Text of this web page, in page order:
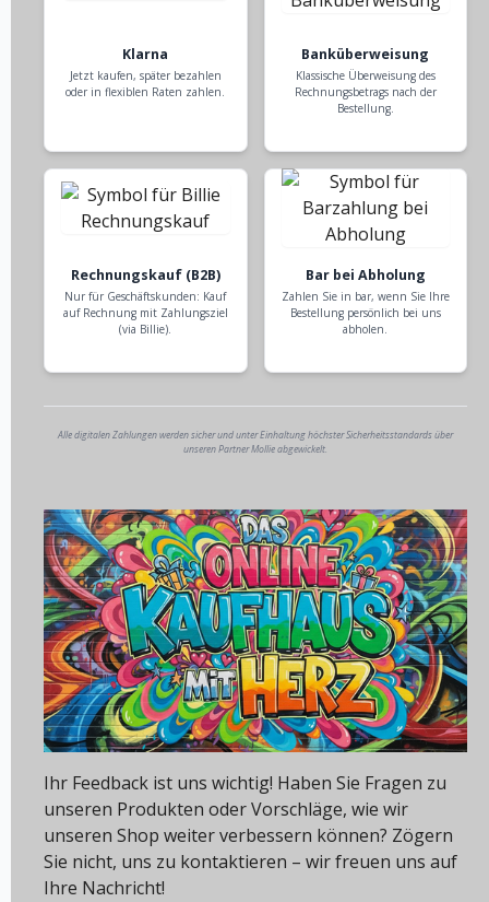
Klarna
Jetzt kaufen, später bezahlen
oder in flexiblen Raten zahlen.
Banküberweisung
Klassische Überweisung des
Rechnungsbetrags nach der
Bestellung.
Rechnungskauf (B2B)
Nur für Geschäftskunden: Kauf
auf Rechnung mit Zahlungsziel
(via Billie).
Bar bei Abholung
Zahlen Sie in bar, wenn Sie Ihre
Bestellung persönlich bei uns
abholen.
Alle digitalen Zahlungen werden sicher und unter Einhaltung höchster Sicherheitsstandards über
unseren Partner Mollie abgewickelt.
Ihr Feedback ist uns wichtig! Haben Sie Fragen zu
unseren Produkten oder Vorschläge, wie wir
unseren Shop weiter verbessern können? Zögern
Sie nicht, uns zu kontaktieren – wir freuen uns auf
Ihre Nachricht!